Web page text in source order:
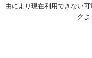
由により現在利用できない
クよ